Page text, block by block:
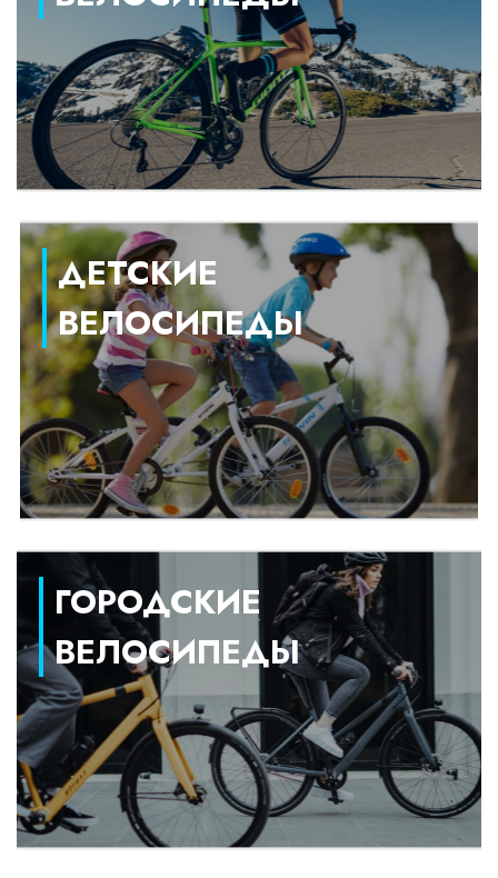
ДЕТСКИЕ
ВЕЛОСИПЕДЫ
ГОРОДСКИЕ
ВЕЛОСИПЕДЫ